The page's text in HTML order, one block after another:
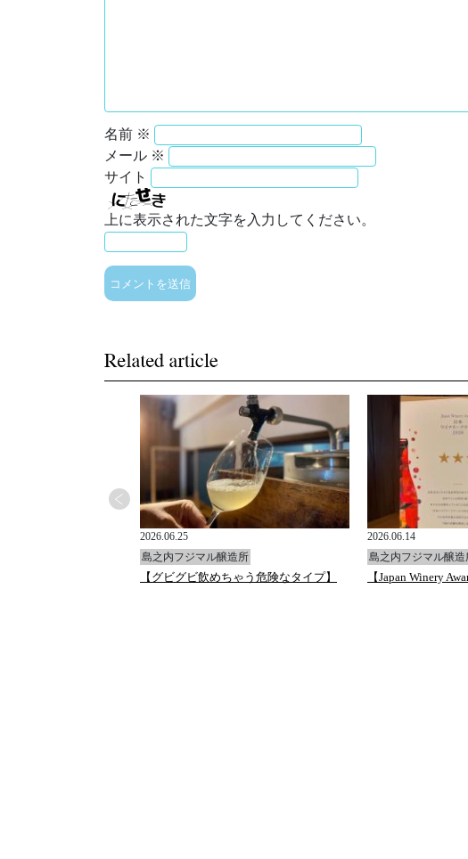
名前 ※
メール ※
サイト
上に表示された文字を入力してください。
2026.06.25
島之内フジマル醸造所
【グビグビ飲めちゃう危険なタイプ】
2026.06.14
島之内フジマル醸造
【Japan Winery